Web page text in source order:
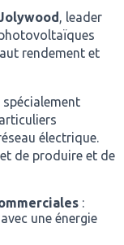
, leader
rendement et
spécialement
électrique.
de produire et de
:
une énergie